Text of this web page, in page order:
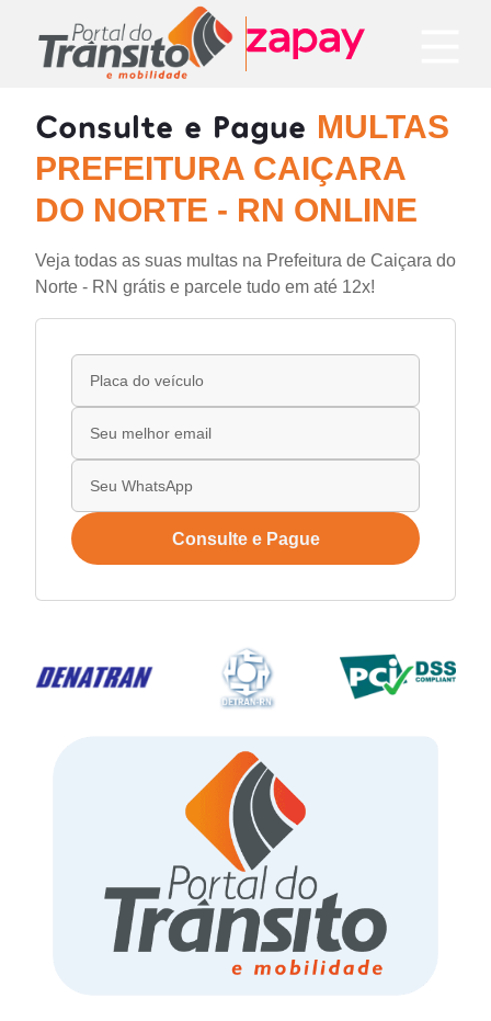
Consulte e Pague MULTAS
PREFEITURA CAIÇARA
DO NORTE - RN ONLINE
Veja todas as suas multas na Prefeitura de Caiçara do
Norte - RN grátis e parcele tudo em até 12x!
Consulte e Pague